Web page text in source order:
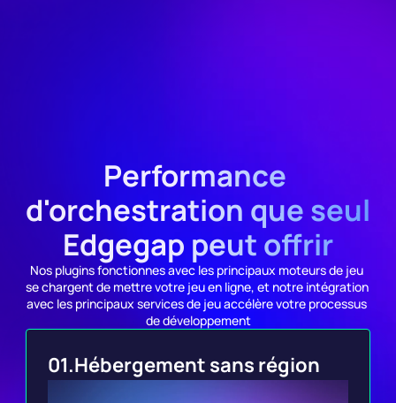
Performance
d'orchestration que seul
Edgegap peut offrir
Nos plugins fonctionnes avec les principaux moteurs de jeu
se chargent de mettre votre jeu en ligne, et notre intégration
avec les principaux services de jeu accélère votre processus
de développement
01.Hébergement sans région